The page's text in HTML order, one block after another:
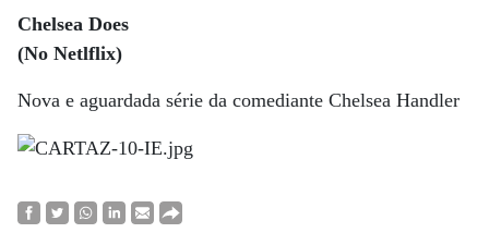
Chelsea Does
(No Netlflix)
Nova e aguardada série da comediante Chelsea Handler